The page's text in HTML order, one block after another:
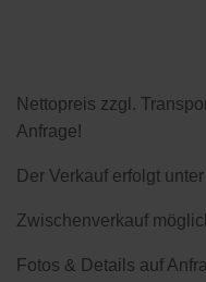
Nettopreis zzgl.
Anfrage!
Der Verkauf erfolgt
Zwischenverkauf
Fotos & Details auf